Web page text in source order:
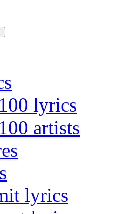
lyrics
artists
lyrics